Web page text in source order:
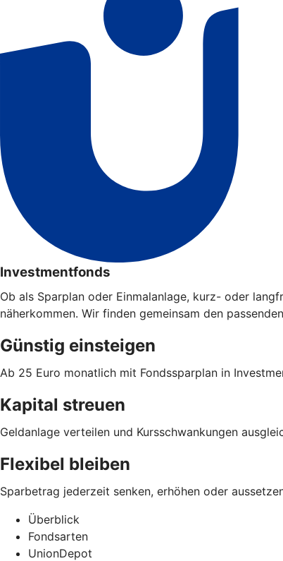
Investmentfonds
Ob als Sparplan oder Einmalanlage, kurz- oder
näherkommen. Wir finden gemeinsam den
Günstig einsteigen
Ab 25 Euro monatlich mit Fondssparplan in
Kapital streuen
Geldanlage verteilen und Kursschwankungen
Flexibel bleiben
Sparbetrag jederzeit senken, erhöhen oder
Überblick
Fondsarten
UnionDepot